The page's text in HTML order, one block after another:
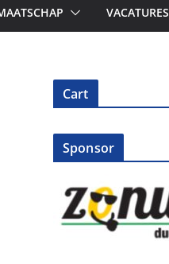
VACATURES
Cart
Sponsor